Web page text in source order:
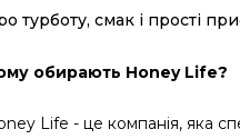
турботу, смак і прості
обирають Honey Life?
Life - це компанія, яка